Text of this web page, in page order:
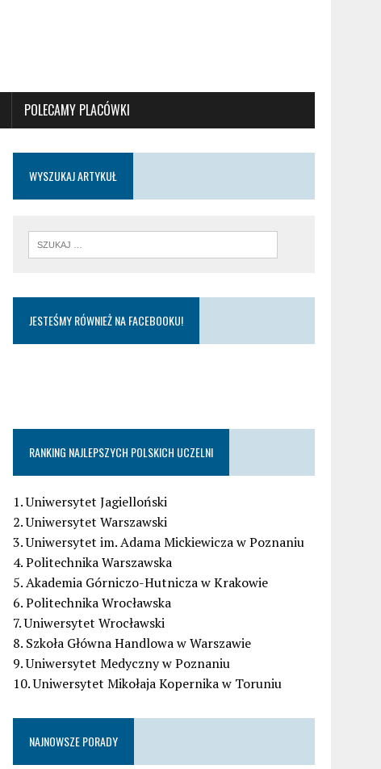
POLECAMY PLACÓWKI
WYSZUKAJ ARTYKUŁ
JESTEŚMY RÓWNIEŻ NA FACEBOOKU!
RANKING NAJLEPSZYCH POLSKICH UCZELNI
1. Uniwersytet Jagielloński
2. Uniwersytet Warszawski
3. Uniwersytet im. Adama Mickiewicza w Poznaniu
4. Politechnika Warszawska
5. Akademia Górniczo-Hutnicza w Krakowie
6. Politechnika Wrocławska
7. Uniwersytet Wrocławski
8. Szkoła Główna Handlowa w Warszawie
9. Uniwersytet Medyczny w Poznaniu
10. Uniwersytet Mikołaja Kopernika w Toruniu
NAJNOWSZE PORADY